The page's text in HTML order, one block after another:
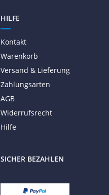
HILFE
Kontakt
Warenkorb
Versand & Lieferung
Zahlungsarten
AGB
Widerrufsrecht
Hilfe
SICHER BEZAHLEN